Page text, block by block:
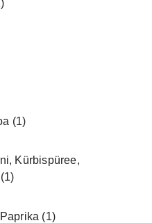
(1)
Kürbispüree,
(1)
(1)